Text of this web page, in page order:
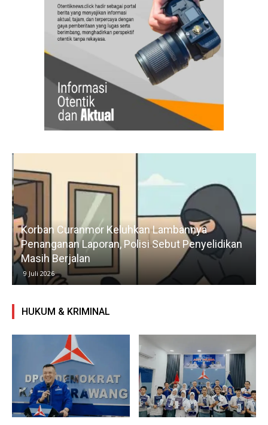
Korban Curanmor Keluhkan Lambannya
Penanganan Laporan, Polisi Sebut Penyelidikan
Masih Berjalan
9 Juli 2026
HUKUM & KRIMINAL